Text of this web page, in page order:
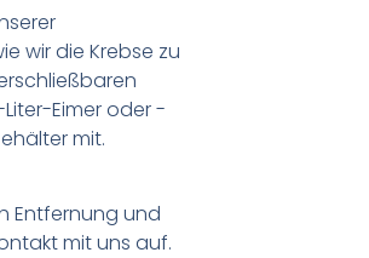
wir die Krebse zu
Eimer oder -
mit.
Entfernung und
mit uns auf.